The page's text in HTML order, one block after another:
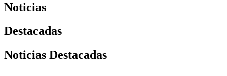
Noticias
Destacadas
Noticias Destacadas